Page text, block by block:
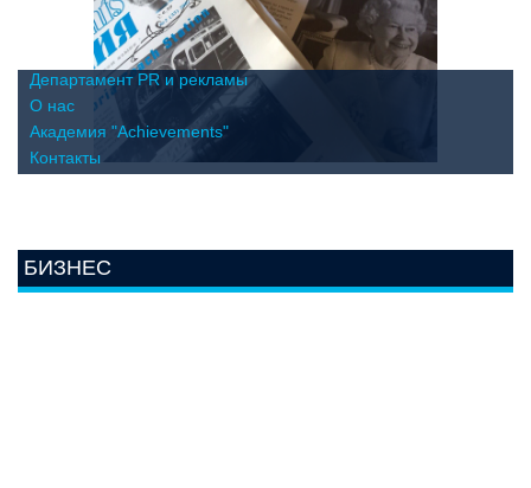
Департамент PR и рекламы
О нас
Академия "Achievements"
Контакты
БИЗНЕС